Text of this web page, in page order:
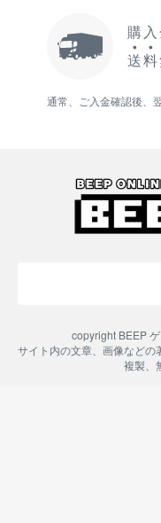
購
送料
通常、ご入金確認後、
特定商取引法に基づ
copyright BEEP
サイト内の文章、画像などの
複製、